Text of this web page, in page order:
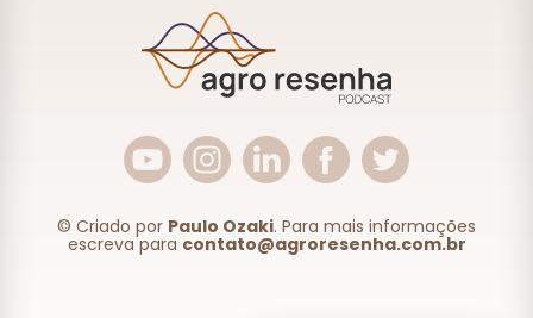
© Criado por Paulo Ozaki. Para mais informações
escreva para contato@agroresenha.com.br